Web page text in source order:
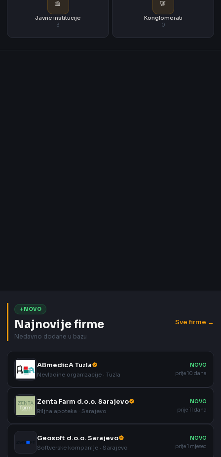
Javne institucije
3
Konglomerati
0
NOVO
Najnovije firme
Nedavno dodane u bazu
Sve firme →
ABmedicA Tuzla
Nevladine organizacije · Tuzla
NOVO
prije 10 dana
Zenta Farm d.o.o. Sarajevo
Biljna apoteka · Sarajevo
NOVO
prije 11 dana
Geosoft d.o.o. Sarajevo
Softverske kompanije · Sarajevo
NOVO
prije 1 mjesec